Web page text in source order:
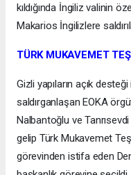
kıldığında İngiliz valinin
Makarios İngilizlere
TÜRK MUKAVEMET
Gizli yapıların açık
saldırganlaşan EOKA
Nalbantoğlu ve
gelip Türk Mukavemet
görevinden istifa eden